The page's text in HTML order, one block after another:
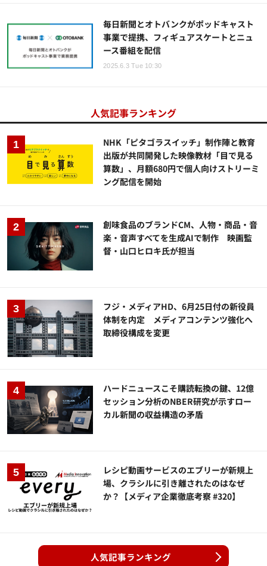
毎日新聞とオトバンクがポッドキャスト
事業で提携、フィギュアスケートとニュ
ース番組を配信
2025.6.3 Tue 10:30
人気記事ランキング
NHK「ピタゴラスイッチ」制作陣と教育
出版が共同開発した映像教材「目で見る
算数」、月額680円で個人向けストリーミ
ング配信を開始
創味食品のブランドCM、人物・商品・音
楽・音声すべてを生成AIで制作 映画監
督・山口ヒロキ氏が担当
フジ・メディアHD、6月25日付の新役員
体制を内定 メディアコンテンツ強化へ
取締役構成を変更
ハードニュースこそ購読転換の鍵、12億
セッション分析のNBER研究が示すロー
カル新聞の収益構造の矛盾
レシピ動画サービスのエブリーが新規上
場、クラシルに引き離されたのはなぜ
か？【メディア企業徹底考察 #320】
人気記事ランキング